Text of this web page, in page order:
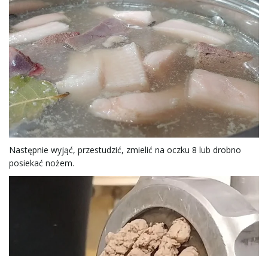
ę
Następnie wyjąć, przestudzić, zmielić na oczku 8 lub drobno
posiekać nożem.